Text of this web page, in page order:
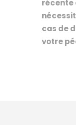
récente
cas de
votre